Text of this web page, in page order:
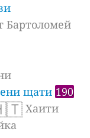
Бартоломей
щати 190
Хаити